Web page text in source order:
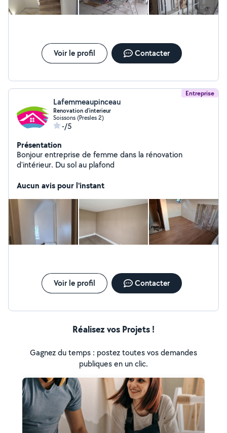
Voir le profil Contacter
Entreprise
Lafemmeaupinceau
Renovation d'interieur
Soissons (Presles 2)
-/5
Présentation
Bonjour entreprise de femme dans la rénovation
d'intérieur. Du sol au plafond
Aucun avis pour l'instant
Voir le profil Contacter
Réalisez vos Projets !
Gagnez du temps : postez toutes vos demandes
publiques en un clic.